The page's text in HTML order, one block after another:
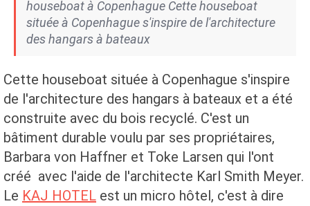
houseboat à Copenhague Cette houseboat
située à Copenhague s'inspire de l'architecture
des hangars à bateaux
Cette houseboat située à Copenhague s'inspire
de l'architecture des hangars à bateaux et a été
construite avec du bois recyclé. C'est un
bâtiment durable voulu par ses propriétaires,
Barbara von Haffner et Toke Larsen qui l'ont
créé avec l'aide de l'architecte Karl Smith Meyer.
Le KAJ HOTEL est un micro hôtel, c'est à dire